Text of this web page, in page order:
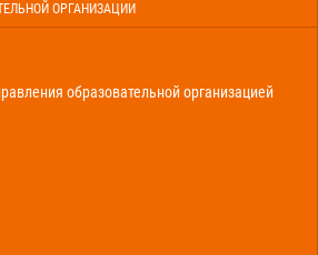
ОРГАНИЗАЦИИ
образовательной организацией